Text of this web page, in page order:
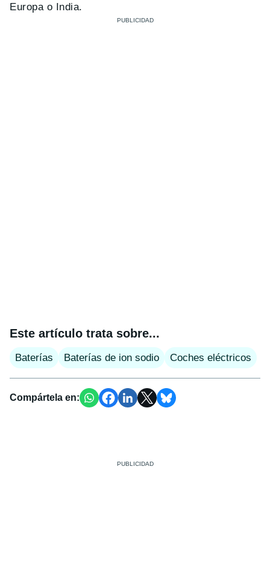
Europa o India.
Este artículo trata sobre...
Baterías Baterías de ion sodio Coches eléctricos
Compártela en: